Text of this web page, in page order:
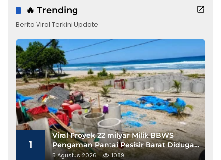
🔥 Trending
Berita Viral Terkini Update
1
Viral Proyek 22 milyar Milik BBWS
Pengaman Pantai Pesisir Barat Diduga
Gunakan Besi Banci
5 Agustus 2026 1089